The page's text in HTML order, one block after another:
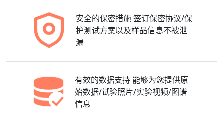
安全的保密措施 签订保密协议/保
护测试方案以及样品信息不被泄
漏
有效的数据支持 能够为您提供原
始数据/试验照片/实验视频/图谱
信息